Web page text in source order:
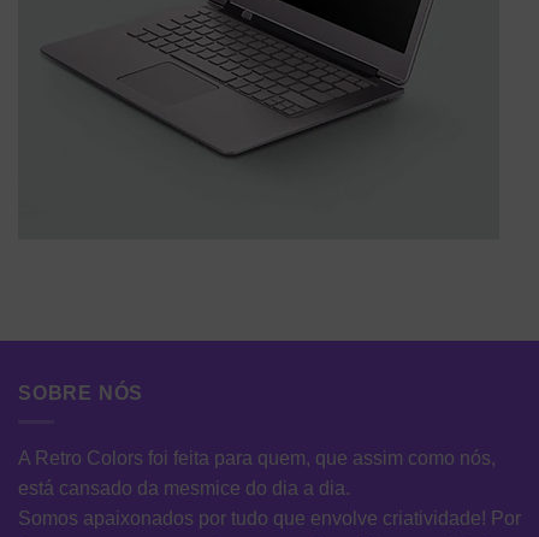
SOBRE NÓS
A Retro Colors foi feita para quem, que assim como nós,
está cansado da mesmice do dia a dia.
Somos apaixonados por tudo que envolve criatividade! Por